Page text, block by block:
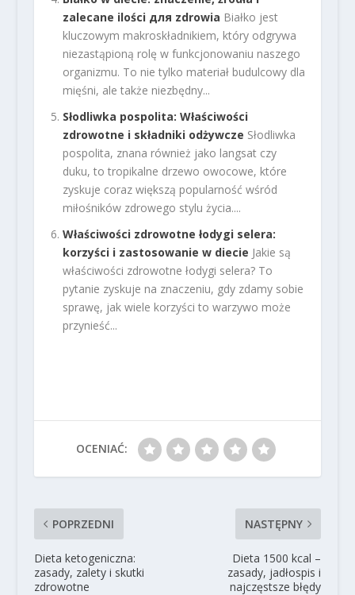
zalecane ilości для zdrowia Białko jest
kluczowym makroskładnikiem, który odgrywa
niezastąpioną rolę w funkcjonowaniu naszego
organizmu. To nie tylko materiał budulcowy dla
mięśni, ale także niezbędny...
Słodliwka pospolita: Właściwości
zdrowotne i składniki odżywcze Słodliwka
pospolita, znana również jako langsat czy
duku, to tropikalne drzewo owocowe, które
zyskuje coraz większą popularność wśród
miłośników zdrowego stylu życia....
Właściwości zdrowotne łodygi selera:
korzyści i zastosowanie w diecie Jakie są
właściwości zdrowotne łodygi selera? To
pytanie zyskuje na znaczeniu, gdy zdamy sobie
sprawę, jak wiele korzyści to warzywo może
przynieść...
OCENIAĆ:
POPRZEDNI
Dieta ketogeniczna:
zasady, zalety i skutki
zdrowotne
NASTĘPNY
Dieta 1500 kcal –
zasady, jadłospis i
najczęstsze błędy